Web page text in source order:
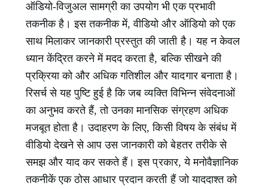
ऑडियो-विजुअल सामग्री का उपयोग भी एक प्रभावी
तकनीक है। इस तकनीक में, वीडियो और ऑडियो को एक
साथ मिलाकर जानकारी प्रस्तुत की जाती है। यह न केवल
ध्यान केंद्रित करने में मदद करता है, बल्कि सीखने की
प्रक्रिया को और अधिक गतिशील और यादगार बनाता है।
रिसर्च से यह पुष्टि हुई है कि जब व्यक्ति विभिन्न संवेदनाओं
का अनुभव करते हैं, तो उनका मानसिक संग्रहण अधिक
मजबूत होता है। उदाहरण के लिए, किसी विषय के संबंध में
वीडियो देखने से आप उस जानकारी को बेहतर तरीके से
समझ और याद कर सकते हैं। इस प्रकार, ये मनोवैज्ञानिक
तकनीकें एक ठोस आधार प्रदान करती हैं जो याददाश्त को